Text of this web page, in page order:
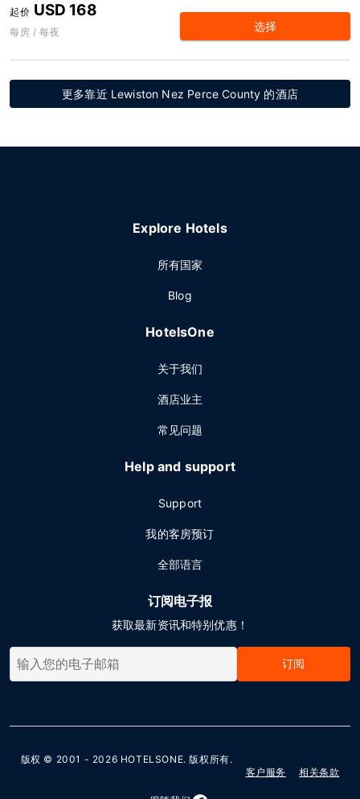
起价 USD 168
每房 / 每夜 选择
更多靠近 Lewiston Nez Perce County 的酒店
Explore Hotels
所有国家
Blog
HotelsOne
关于我们
酒店业主
常见问题
Help and support
Support
我的客房预订
全部语言
订阅电子报
获取最新资讯和特别优惠！
订阅
版权 © 2001 - 2026 HOTELSONE. 版权所有.
客户服务
相关条款